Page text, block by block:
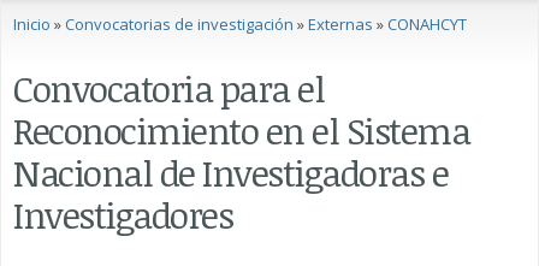
Se encuentra usted aquí
Inicio »Convocatorias de investigación »Externas »CONAHCYT
Convocatoria para el
Reconocimiento en el Sistema
Nacional de Investigadoras e
Investigadores